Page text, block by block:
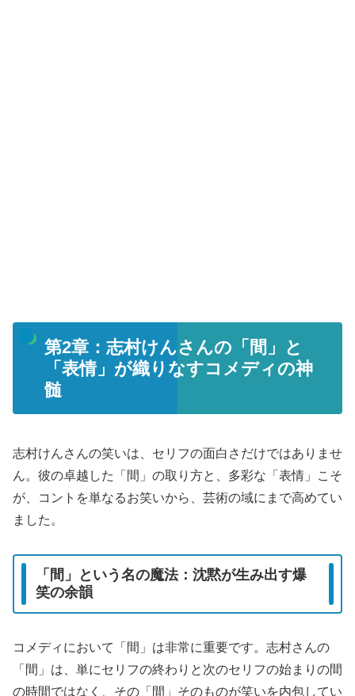
第2章：志村けんさんの「間」と
「表情」が織りなすコメディの神
髄
志村けんさんの笑いは、セリフの面白さだけではありませ
ん。彼の卓越した「間」の取り方と、多彩な「表情」こそ
が、コントを単なるお笑いから、芸術の域にまで高めてい
ました。
「間」という名の魔法：沈黙が生み出す爆
笑の余韻
コメディにおいて「間」は非常に重要です。志村さんの
「間」は、単にセリフの終わりと次のセリフの始まりの間
の時間ではなく、その「間」そのものが笑いを内包してい